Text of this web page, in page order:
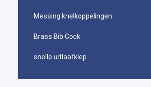
Messing knelkoppelingen
Brass Bib Cock
snelle uitlaatklep